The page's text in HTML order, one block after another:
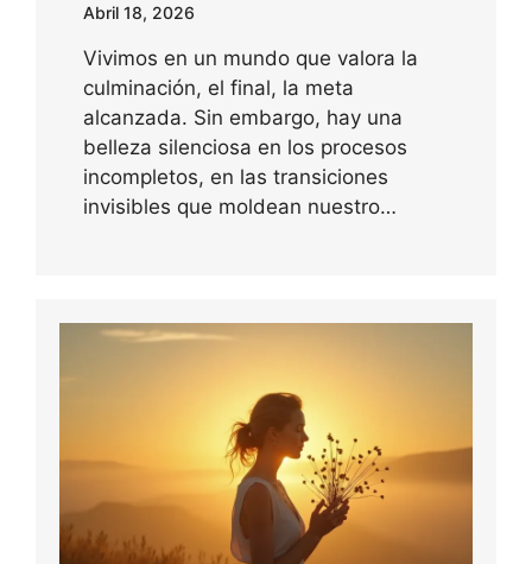
Abril 18, 2026
Vivimos en un mundo que valora la
culminación, el final, la meta
alcanzada. Sin embargo, hay una
belleza silenciosa en los procesos
incompletos, en las transiciones
invisibles que moldean nuestro…